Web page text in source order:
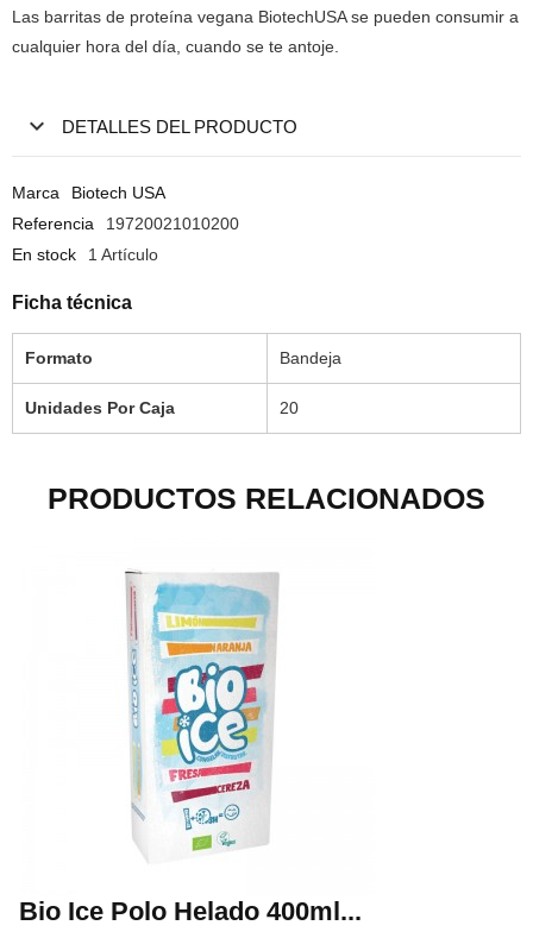
Las barritas de proteína vegana BiotechUSA se pueden consumir a
cualquier hora del día, cuando se te antoje.
DETALLES DEL PRODUCTO
Marca
Biotech USA
Referencia
19720021010200
En stock
1 Artículo
Ficha técnica
Formato Bandeja
Unidades Por Caja 20
PRODUCTOS RELACIONADOS
Bio Ice Polo Helado 400ml...